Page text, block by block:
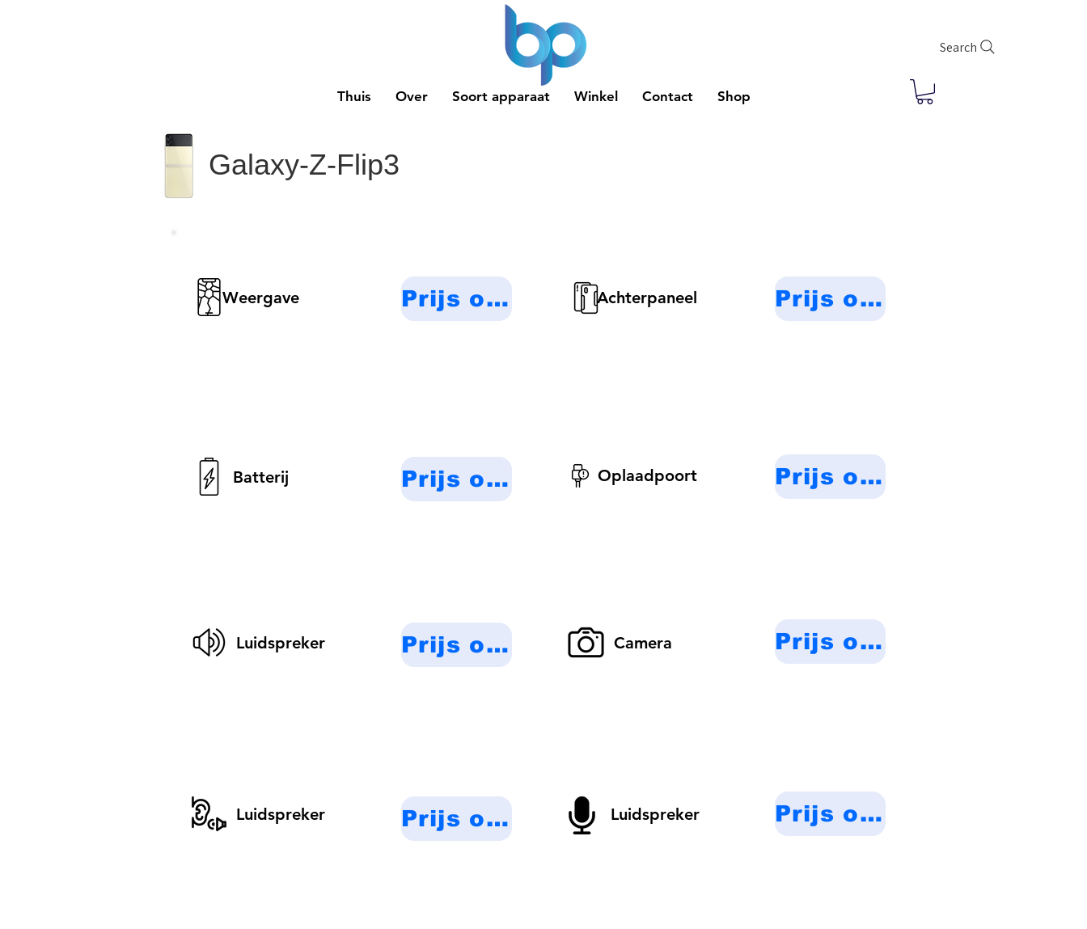
Thuis Over Soort apparaat Winkel Contact Shop
Search
Galaxy-Z-Flip3
Weergave Prijs op aanvraag Achterpaneel Prijs op aanvraag
Batterij Prijs op aanvraag Oplaadpoort Prijs op aanvraag
Luidspreker Prijs op aanvraag Camera Prijs op aanvraag
Luidspreker Prijs op aanvraag Luidspreker Prijs op aanvraag